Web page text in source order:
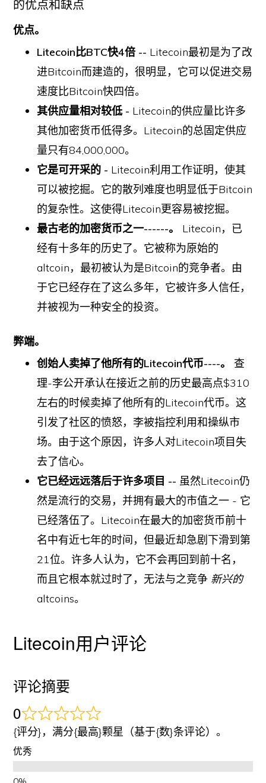
的优点和缺点
优点。
Litecoin比BTC快4倍 -- Litecoin最初是为了改
进Bitcoin而建造的，很明显，它可以促进交易
速度比Bitcoin快四倍。
其供应量相对较低 - Litecoin的供应量比许多
其他加密货币低得多。Litecoin的总固定供应
量只有84,000,000。
它是可开采的 - Litecoin利用工作证明，使其
可以被挖掘。它的散列难度也明显低于Bitcoin
的复杂性。这使得Litecoin更容易被挖掘。
最古老的加密货币之一------。 Litecoin，已
经有十多年的历史了。它被称为原始的
altcoin，最初被认为是Bitcoin的竞争者。由
于它已经存在了这么多年，它被许多人信任，
并被视为一种安全的投资。
弊端。
创始人卖掉了他所有的Litecoin代币----。查
理-李公开承认在接近之前的历史最高点$310
左右的时候卖掉了他所有的Litecoin代币。这
引发了社区的愤怒，李被指控利用和操纵市
场。由于这个原因，许多人对Litecoin项目失
去了信心。
它已经远远落后于许多项目 -- 虽然Litecoin仍
然是流行的交易，并拥有最大的市值之一 - 它
已经落伍了。Litecoin在最大的加密货币前十
名中有近七年的时间，但最近却急剧下滑到第
21位。许多人认为，它不会再回到前十名，
而且它根本就过时了，无法与之竞争 新兴的
altcoins。
Litecoin用户评论
评论摘要
0
{评分}，满分{最高}颗星（基于{数}条评论）。
优秀